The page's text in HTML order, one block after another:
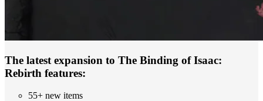
The latest expansion to The Binding of Isaac:
Rebirth features:
55+ new items